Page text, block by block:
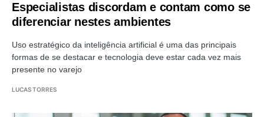
Especialistas discordam e contam como se
diferenciar nestes ambientes
Uso estratégico da inteligência artificial é uma das principais
formas de se destacar e tecnologia deve estar cada vez mais
presente no varejo
LUCAS TORRES